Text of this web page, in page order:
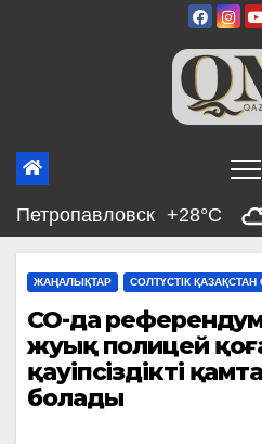
Петропавловск +28°C
ЖАҢАЛЫҚТАР СОЛТҮСТІК
СҚО-да
жуық полицей
қауіпсіздікті
болады